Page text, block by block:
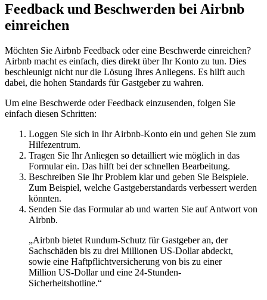
Feedback und Beschwerden bei Airbnb
einreichen
Möchten Sie Airbnb Feedback oder eine Beschwerde einreichen?
Airbnb macht es einfach, dies direkt über Ihr Konto zu tun. Dies
beschleunigt nicht nur die Lösung Ihres Anliegens. Es hilft auch
dabei, die hohen Standards für Gastgeber zu wahren.
Um eine Beschwerde oder Feedback einzusenden, folgen Sie
einfach diesen Schritten:
Loggen Sie sich in Ihr Airbnb-Konto ein und gehen Sie zum
Hilfezentrum.
Tragen Sie Ihr Anliegen so detailliert wie möglich in das
Formular ein. Das hilft bei der schnellen Bearbeitung.
Beschreiben Sie Ihr Problem klar und geben Sie Beispiele.
Zum Beispiel, welche Gastgeberstandards verbessert werden
könnten.
Senden Sie das Formular ab und warten Sie auf Antwort von
Airbnb.
„Airbnb bietet Rundum-Schutz für Gastgeber an, der
Sachschäden bis zu drei Millionen US-Dollar abdeckt,
sowie eine Haftpflichtversicherung von bis zu einer
Million US-Dollar und eine 24-Stunden-
Sicherheitshotline.“